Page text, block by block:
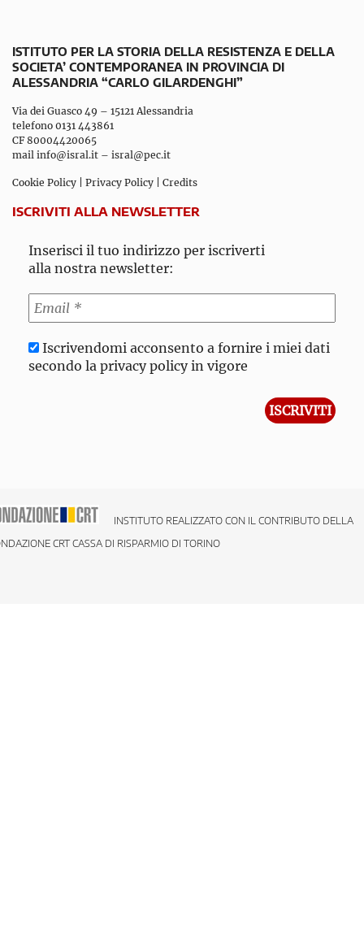
ISTITUTO PER LA STORIA DELLA RESISTENZA E DELLA
SOCIETA’ CONTEMPORANEA IN PROVINCIA DI
ALESSANDRIA “CARLO GILARDENGHI”
Via dei Guasco 49 – 15121 Alessandria
telefono 0131 443861
CF 80004420065
mail info@isral.it – isral@pec.it
Cookie Policy Privacy Policy Credits
ISCRIVITI ALLA NEWSLETTER
Inserisci il tuo indirizzo per iscriverti
alla nostra newsletter:
Iscrivendomi acconsento a fornire i miei dati
secondo la privacy policy in vigore
INSTITUTO REALIZZATO CON IL CONTRIBUTO DELLA
CRT CASSA DI RISPARMIO DI TORINO